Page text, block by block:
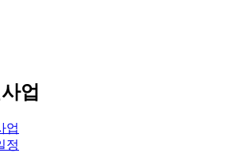
업
업
정